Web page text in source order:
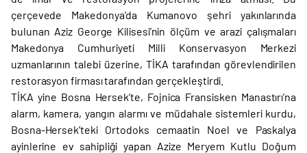
çerçevede Makedonya’da Kumanovo şehri yakınlarında
bulunan Aziz George Kilisesi’nin ölçüm ve arazi çalışmaları
Makedonya Cumhuriyeti Milli Konservasyon Merkezi
uzmanlarının talebi üzerine, TİKA tarafından görevlendirilen
restorasyon firması tarafından gerçekleştirdi.
TİKA yine Bosna Hersek’te, Fojnica Fransisken Manastırı’na
alarm, kamera, yangın alarmı ve müdahale sistemleri kurdu,
Bosna-Hersek’teki Ortodoks cemaatin Noel ve Paskalya
ayinlerine ev sahipliği yapan Azize Meryem Kutlu Doğum